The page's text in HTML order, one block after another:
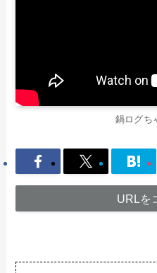
鍋ログち
URLを